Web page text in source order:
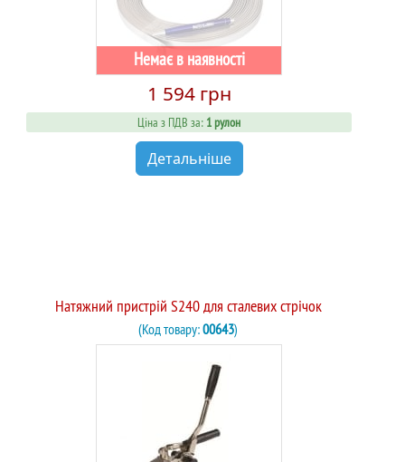
Немає в наявності
1 594 грн
Ціна з ПДВ за: 1 рулон
Детальніше
Натяжний пристрій S240 для сталевих стрічок
(Код товару:00643)